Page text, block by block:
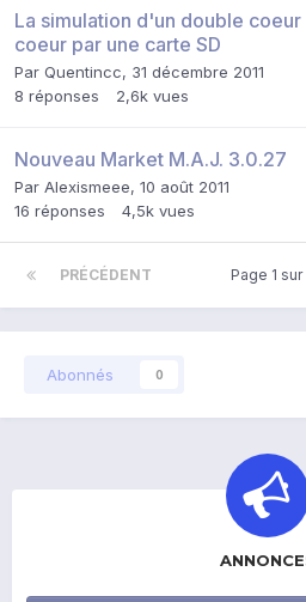
La simulation d'un double coeur
coeur par une carte SD
Par Quentincc, 31 décembre 2011
8 réponses 2,6k vues
Nouveau Market M.A.J. 3.0.27
Par Alexismeee, 10 août 2011
16 réponses 4,5k vues
PRÉCÉDENT Page 1 sur
Abonnés 0